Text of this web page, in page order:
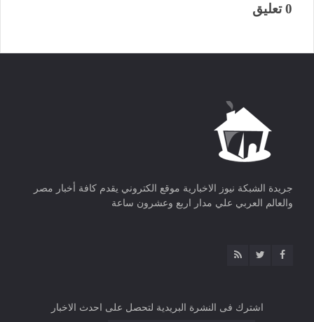
0 تعليق
جريدة الشبكة نيوز الاخبارية موقع الكتروني يقدم كافة أخبار مصر
والعالم العربي علي مدار اربع وعشرون ساعة
اشترك فى النشرة البريدية لتحصل على احدث الاخبار